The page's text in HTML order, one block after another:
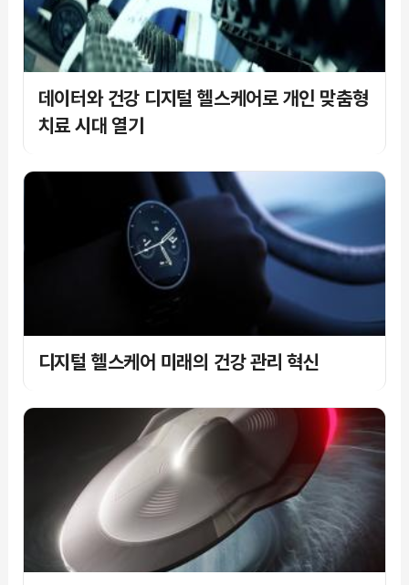
데이터와 건강 디지털 헬스케어로 개인 맞춤형
치료 시대 열기
디지털 헬스케어 미래의 건강 관리 혁신